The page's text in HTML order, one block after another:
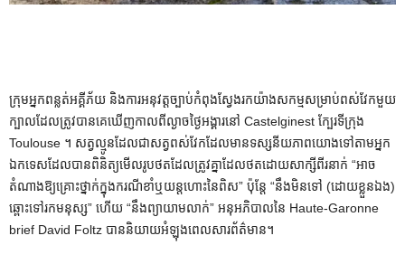
ក្រុមអ្នកពន្លត់អគ្គីភ័យ និងការអនុវត្តច្បាប់កំពុងស្វែងរកយ៉ាងសកម្មសម្រាប់ពស់វែកមួយ
ក្បាលដែលត្រូវបានគេឃើញកាលពីល្ងាចថ្ងៃអង្គារនៅ Castelginest ក្បែរទីក្រុង
Toulouse ។ សត្វល្មូនដែលជាសត្វពស់វែកដែលមានទស្សនីយភាពយោងទៅតាមអ្នក
ឯកទេសដែលបានពិនិត្យមើលរូបថតដែលត្រូវគ្នាដែលថតដោយសាក្សីពីរនាក់ “អាច
តំណាងឱ្យគ្រោះថ្នាក់ក្នុងករណីខាំឬយន្តហោះនៃពិស” ប៉ុន្តែ “នឹងមិនទៅ (ដោយខ្លួនឯង)
ឆ្ពោះទៅរកមនុស្ស” ហើយ “នឹងព្យាយាមលាក់” អនុអភិបាលនៃ Haute-Garonne
brief David Foltz បាននិយាយអំឡុងពេលសារព័ត៌មាន។